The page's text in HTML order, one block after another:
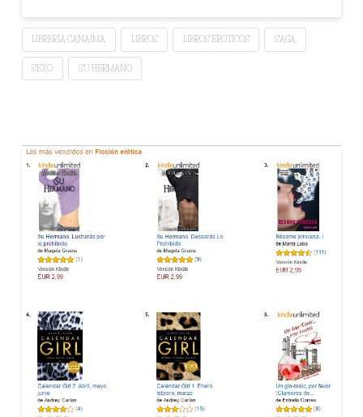
LIBRERÍA CANAIMA LIBROS LIBROS ERÓTICOS SAGA
SEXO SU HERMANO